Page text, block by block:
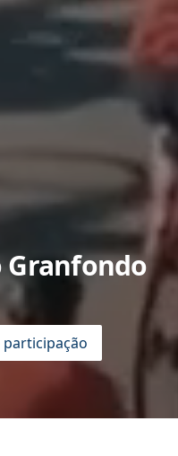
Granfondo
participação